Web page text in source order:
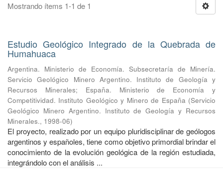
Mostrando ítems 1-1 de 1
Estudio Geológico Integrado de la Quebrada de
Humahuaca
Argentina. Ministerio de Economía. Subsecretaría de Minería.
Servicio Geológico Minero Argentino. Instituto de Geología y
Recursos Minerales; España. Ministerio de Economía y
Competitividad. Instituto Geológico y Minero de España (Servicio
Geológico Minero Argentino. Instituto de Geología y Recursos
Minerales., 1998-06)
El proyecto, realizado por un equipo pluridisciplinar de geólogos
argentinos y españoles, tiene como objetivo primordial brindar el
conocimiento de la evolución geológica de la región estudiada,
integrándolo con el análisis ...